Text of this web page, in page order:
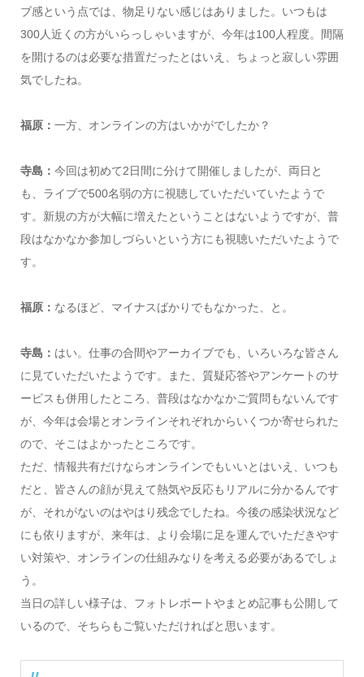
ブ感という点では、物足りない感じはありました。いつもは
300人近くの方がいらっしゃいますが、今年は100人程度。間隔
を開けるのは必要な措置だったとはいえ、ちょっと寂しい雰囲
気でしたね。
福原： 一方、オンラインの方はいかがでしたか？
寺島： 今回は初めて2日間に分けて開催しましたが、両日と
も、ライブで500名弱の方に視聴していただいていたようで
す。新規の方が大幅に増えたということはないようですが、普
段はなかなか参加しづらいという方にも視聴いただいたようで
す。
福原： なるほど、マイナスばかりでもなかった、と。
寺島： はい。仕事の合間やアーカイブでも、いろいろな皆さん
に見ていただいたようです。また、質疑応答やアンケートのサ
ービスも併用したところ、普段はなかなかご質問もないんです
が、今年は会場とオンラインそれぞれからいくつか寄せられた
ので、そこはよかったところです。
ただ、情報共有だけならオンラインでもいいとはいえ、いつも
だと、皆さんの顔が見えて熱気や反応もリアルに分かるんです
が、それがないのはやはり残念でしたね。今後の感染状況など
にも依りますが、来年は、より会場に足を運んでいただきやす
い対策や、オンラインの仕組みなりを考える必要があるでしょ
う。
当日の詳しい様子は、フォトレポートやまとめ記事も公開して
いるので、そちらもご覧いただければと思います。